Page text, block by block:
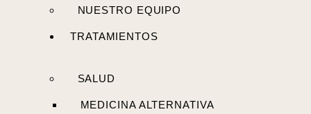
NUESTRO EQUIPO
TRATAMIENTOS
SALUD
MEDICINA ALTERNATIVA